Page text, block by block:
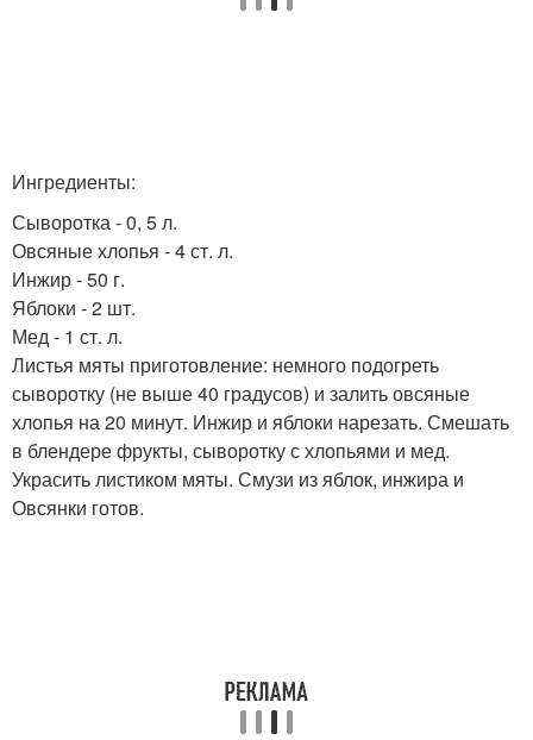
Ингредиенты:
Сыворотка - 0, 5 л.
Овсяные хлопья - 4 ст. л.
Инжир - 50 г.
Яблоки - 2 шт.
Мед - 1 ст. л.
Листья мяты приготовление: немного подогреть
сыворотку (не выше 40 градусов) и залить овсяные
хлопья на 20 минут. Инжир и яблоки нарезать. Смешать
в блендере фрукты, сыворотку с хлопьями и мед.
Украсить листиком мяты. Смузи из яблок, инжира и
Овсянки готов.